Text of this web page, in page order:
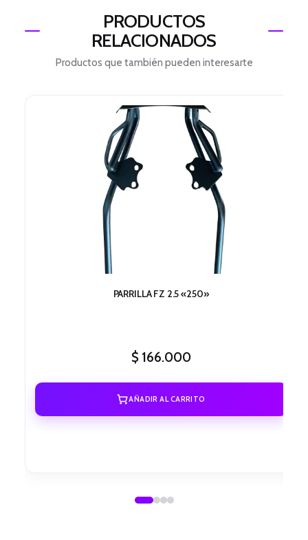
PRODUCTOS
RELACIONADOS
Productos que también pueden interesarte
PARRILLA FZ 2.5 «250»
$166.000
AÑADIR AL CARRITO